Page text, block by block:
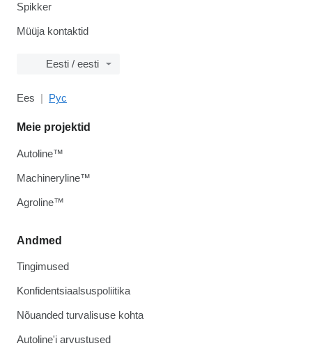
Spikker
Müüja kontaktid
Eesti / eesti
Ees Рус
Andmed
Tingimused
Konfidentsiaalsuspoliitika
Nõuanded turvalisuse kohta
Autoline'i arvustused
Meie projektid
Autoline™
Machineryline™
Agroline™